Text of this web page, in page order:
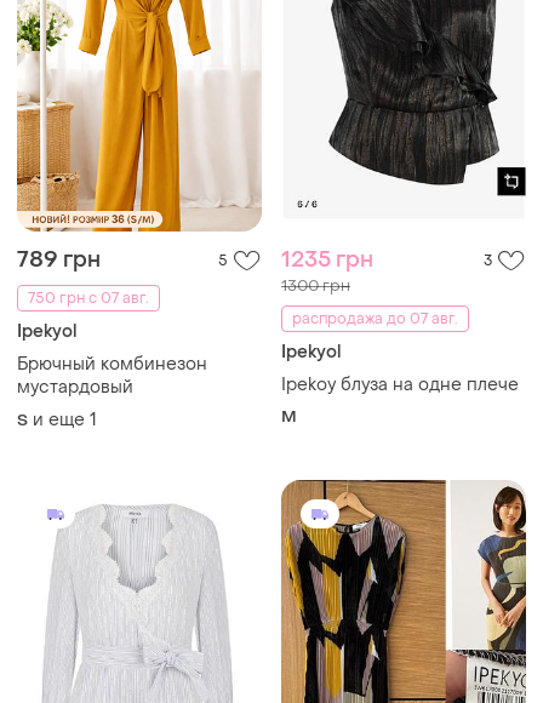
789 грн
5
750 грн с 07 авг.
Ipekyol
Брючный комбинезон
мустардовый
S и еще 1
1235 грн 3
1300 грн
распродажа до 07 авг.
Ipekyol
Ipekoy блуза на одне плече
M